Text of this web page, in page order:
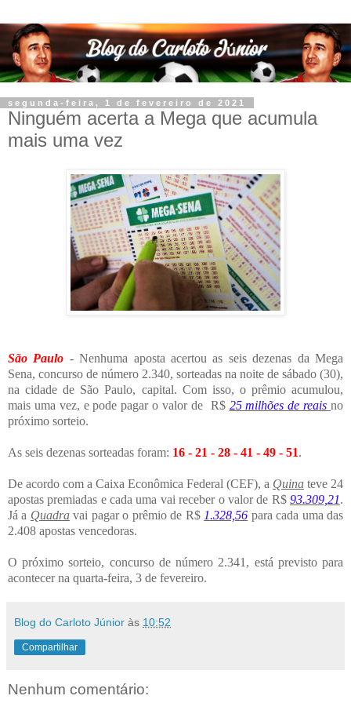
segunda-feira, 1 de fevereiro de 2021
Ninguém acerta a Mega que acumula
mais uma vez
São Paulo - Nenhuma aposta acertou as seis dezenas da Mega
Sena, concurso de número 2.340, sorteadas na noite de sábado (30),
na cidade de São Paulo, capital. Com isso, o prêmio acumulou,
mais uma vez, e pode pagar o valor de R$ 25 milhões de reaisno
próximo sorteio.
As seis dezenas sorteadas foram: 16 - 21 - 28 - 41 - 49 - 51.
De acordo com a Caixa Econômica Federal (CEF), a Quina teve 24
apostas premiadas e cada uma vai receber o valor de R$ 93.309,21.
Já a Quadravai pagar o prêmio de R$1.328,56 para cada uma das
2.408 apostas vencedoras.
O próximo sorteio, concurso de número 2.341, está previsto para
acontecer na quarta-feira, 3 de fevereiro.
Blog do Carloto Júnior às 10:52
Compartilhar
Nenhum comentário: